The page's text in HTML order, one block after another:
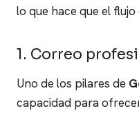
lo que hace que el
1. Correo
Uno de los pilares de
capacidad para